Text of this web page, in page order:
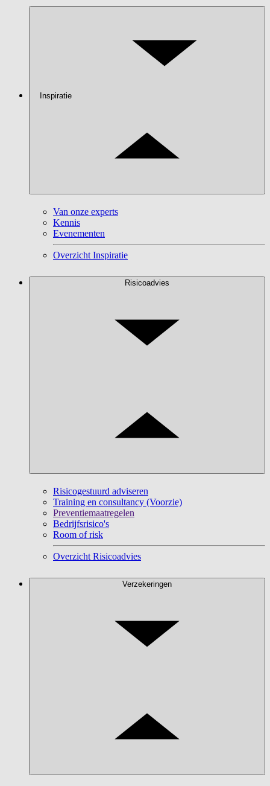
Inspiratie
Van onze experts
Kennis
Evenementen
Overzicht Inspiratie
Risicoadvies
Risicogestuurd adviseren
Training en consultancy (Voorzie)
Preventiemaatregelen
Bedrijfsrisico's
Room of risk
Overzicht Risicoadvies
Verzekeringen